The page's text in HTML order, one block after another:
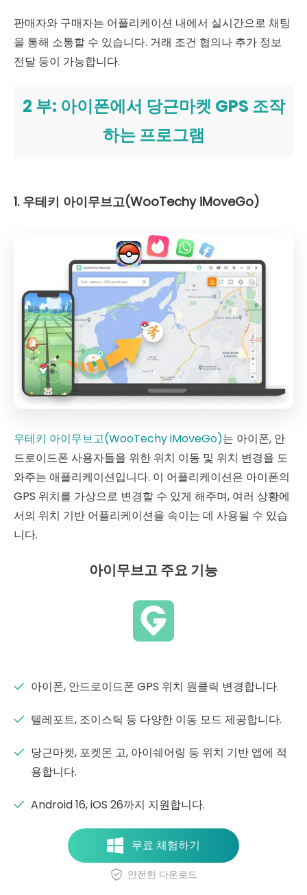
판매자와 구매자는 어플리케이션 내에서 실시간으로 채팅
을 통해 소통할 수 있습니다. 거래 조건 협의나 추가 정보
전달 등이 가능합니다.
2 부: 아이폰에서 당근마켓 GPS 조작
하는 프로그램
1. 우테키 아이무브고(WooTechy iMoveGo)
우테키 아이무브고(WooTechy iMoveGo)는 아이폰, 안
드로이드폰 사용자들을 위한 위치 이동 및 위치 변경을 도
와주는 애플리케이션입니다. 이 어플리케이션은 아이폰의
GPS 위치를 가상으로 변경할 수 있게 해주며, 여러 상황에
서의 위치 기반 어플리케이션을 속이는 데 사용될 수 있습
니다.
아이무브고 주요 기능
아이폰, 안드로이드폰 GPS 위치 원클릭 변경합니다.
텔레포트, 조이스틱 등 다양한 이동 모드 제공합니다.
당근마켓, 포켓몬 고, 아이쉐어링 등 위치 기반 앱에 적
용합니다.
Android 16, iOS 26까지 지원합니다.
무료 체험하기
안전한 다운로드